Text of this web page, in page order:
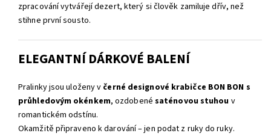
zpracování vytvářejí dezert, který si člověk zamiluje dřív, než
stihne první sousto.
ELEGANTNÍ DÁRKOVÉ BALENÍ
Pralinky jsou uloženy v černé designové krabičce BON BON s
průhledovým okénkem, ozdobené saténovou stuhou v
romantickém odstínu.
Okamžitě připraveno k darování – jen podat z ruky do ruky.